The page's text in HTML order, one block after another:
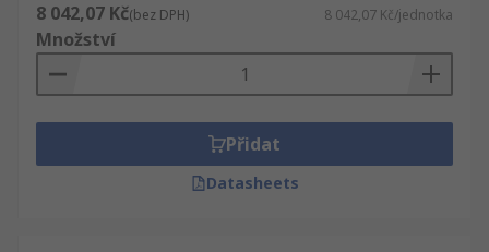
8 042,07 Kč(bez DPH) 8 042,07 Kč/jednotka
Množství
Přidat
Datasheets